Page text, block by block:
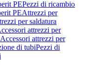
PEPezzi di ricambio
PEAttrezzi per
per saldatura
attrezzi per
attrezzi per
di tubiPezzi di